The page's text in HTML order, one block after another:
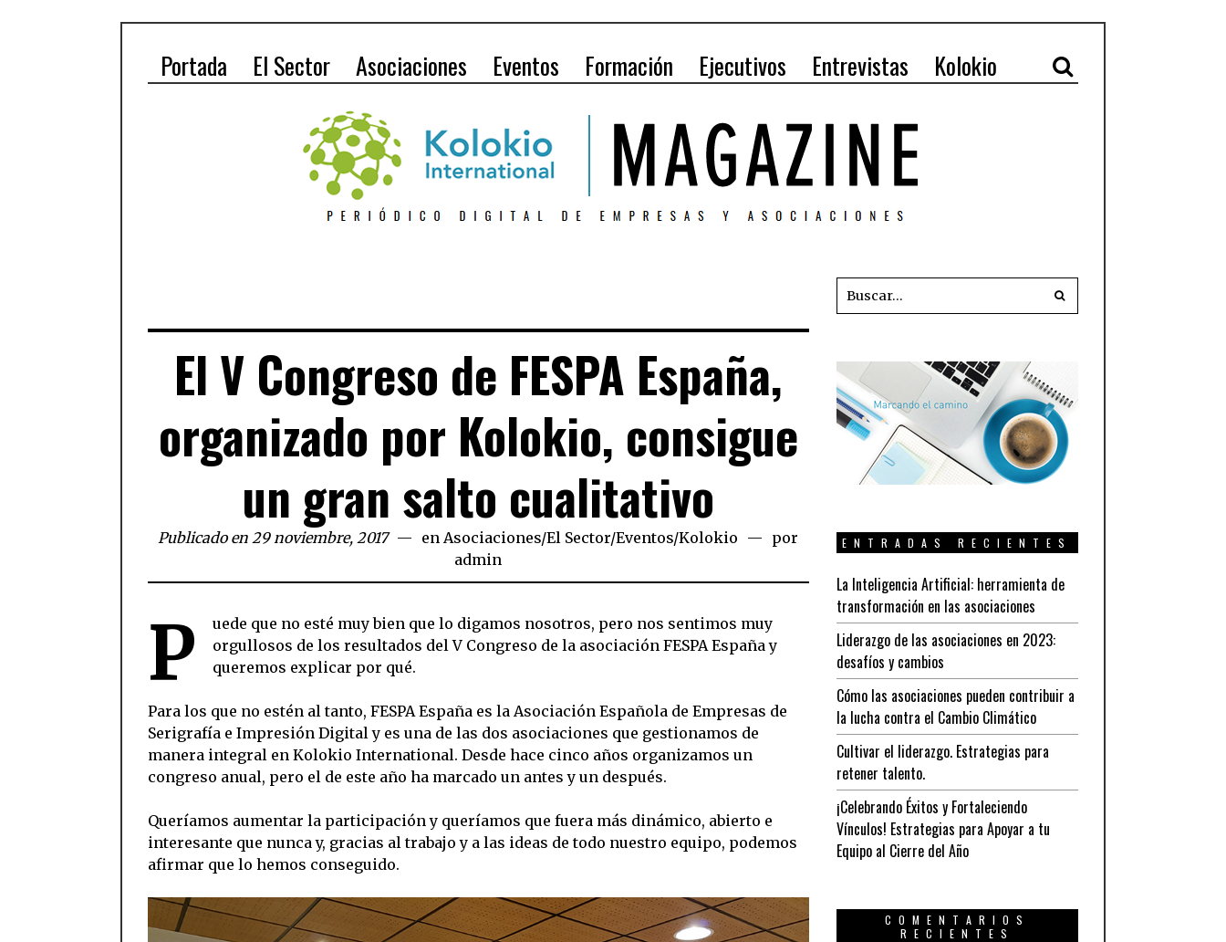
Portada El Sector Asociaciones Eventos Formación Ejecutivos Entrevistas Kolokio
El V Congreso de FESPA España,
organizado por Kolokio, consigue
un gran salto cualitativo
Publicado en 29 noviembre, 2017 enAsociaciones/El Sector/Eventos/Kolokio
por
admin
P
uede que no esté muy bien que lo digamos nosotros, pero nos sentimos muy
orgullosos de los resultados del V Congreso de la asociación FESPA España y
queremos explicar por qué.
Para los que no estén al tanto, FESPA España es la Asociación Española de Empresas de
Serigrafía e Impresión Digital y es una de las dos asociaciones que gestionamos de
manera integral en Kolokio International. Desde hace cinco años organizamos un
congreso anual, pero el de este año ha marcado un antes y un después.
Queríamos aumentar la participación y queríamos que fuera más dinámico, abierto e
interesante que nunca y, gracias al trabajo y a las ideas de todo nuestro equipo, podemos
afirmar que lo hemos conseguido.
ENTRADAS RECIENTES
La Inteligencia Artificial: herramienta de
transformación en las asociaciones
Liderazgo de las asociaciones en 2023:
desafíos y cambios
Cómo las asociaciones pueden contribuir a
la lucha contra el Cambio Climático
Cultivar el liderazgo. Estrategias para
retener talento.
¡Celebrando Éxitos y Fortaleciendo
Vínculos! Estrategias para Apoyar a tu
Equipo al Cierre del Año
COMENTARIOS
RECIENTES